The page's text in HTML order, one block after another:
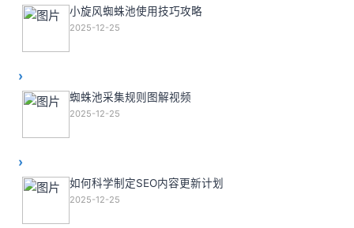
小旋风蜘蛛池使用技巧攻略
2025-12-25
蜘蛛池采集规则图解视频
2025-12-25
如何科学制定SEO内容更新计划
2025-12-25